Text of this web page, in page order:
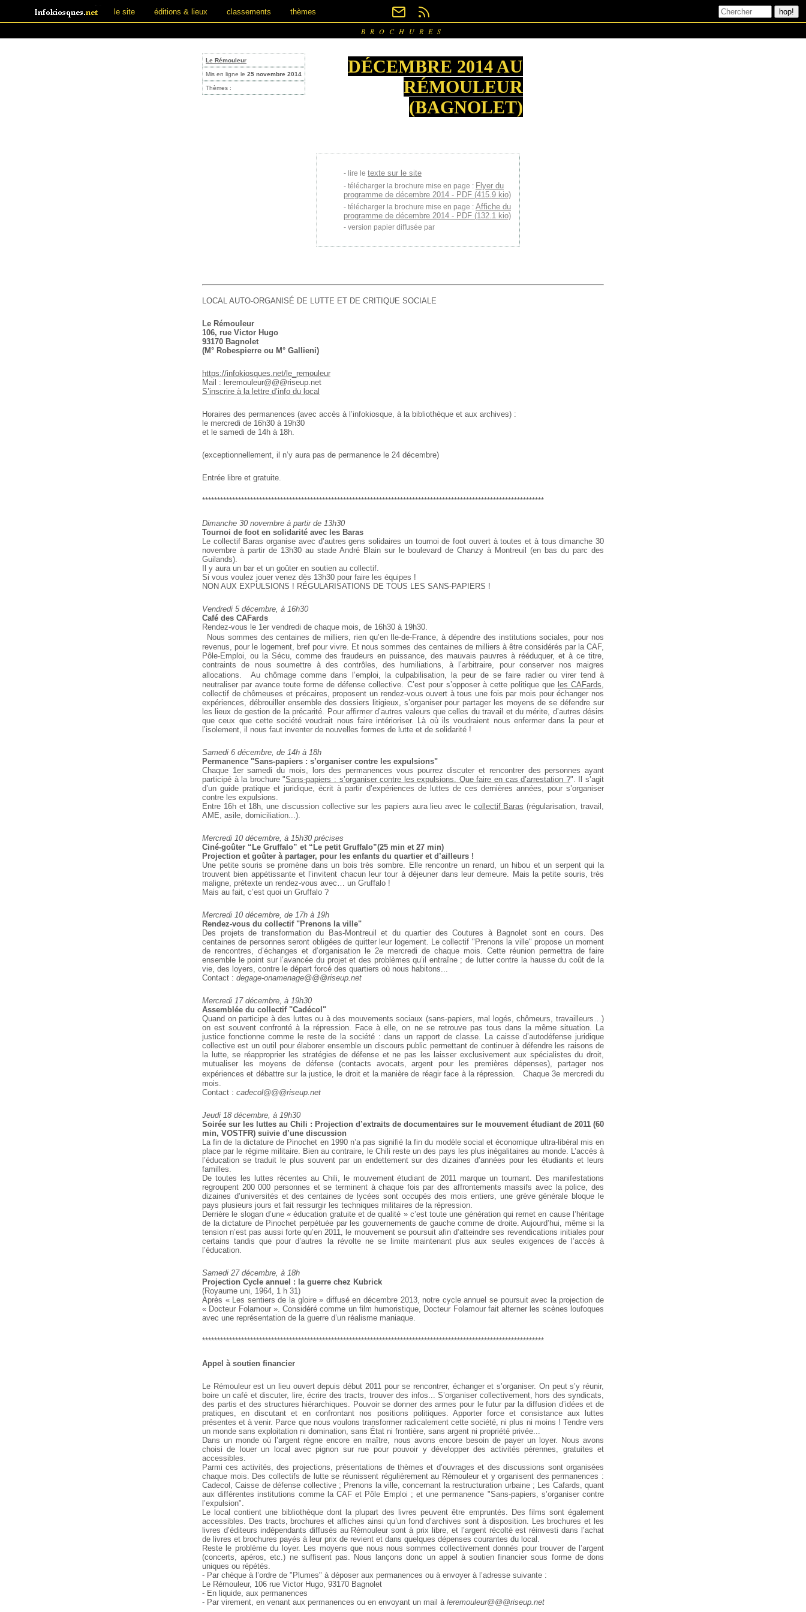
le site éditions & lieux classements thèmes
BROCHURES
Le Rémouleur
Mis en ligne le 25 novembre 2014
Thèmes :
DÉCEMBRE 2014 AU
RÉMOULEUR
(BAGNOLET)
lire le texte sur le site
télécharger la brochure mise en page : Flyer du
programme de décembre 2014 - PDF (415.9 kio)
télécharger la brochure mise en page : Affiche du
programme de décembre 2014 - PDF (132.1 kio)
version papier diffusée par
LOCAL AUTO-ORGANISÉ DE LUTTE ET DE CRITIQUE SOCIALE
Le Rémouleur
106, rue Victor Hugo
93170 Bagnolet
(M° Robespierre ou M° Gallieni)
https://infokiosques.net/le_remouleur
Mail : leremouleur@@@riseup.net
S’inscrire à la lettre d’info du local
Horaires des permanences (avec accès à l’infokiosque, à la bibliothèque et aux archives) :
le mercredi de 16h30 à 19h30
et le samedi de 14h à 18h.
(exceptionnellement, il n’y aura pas de permanence le 24 décembre)
Entrée libre et gratuite.
******************************************************************************************************************
Dimanche 30 novembre à partir de 13h30
Tournoi de foot en solidarité avec les Baras
Le collectif Baras organise avec d’autres gens solidaires un tournoi de foot ouvert à toutes et à tous dimanche 30
novembre à partir de 13h30 au stade André Blain sur le boulevard de Chanzy à Montreuil (en bas du parc des
Guilands).
Il y aura un bar et un goûter en soutien au collectif.
Si vous voulez jouer venez dès 13h30 pour faire les équipes !
NON AUX EXPULSIONS ! RÉGULARISATIONS DE TOUS LES SANS-PAPIERS !
Vendredi 5 décembre, à 16h30
Café des CAFards
Rendez-vous le 1er vendredi de chaque mois, de 16h30 à 19h30.
Nous sommes des centaines de milliers, rien qu’en Ile-de-France, à dépendre des institutions sociales, pour nos
revenus, pour le logement, bref pour vivre. Et nous sommes des centaines de milliers à être considérés par la CAF,
Pôle-Emploi, ou la Sécu, comme des fraudeurs en puissance, des mauvais pauvres à rééduquer, et à ce titre,
contraints de nous soumettre à des contrôles, des humiliations, à l’arbitraire, pour conserver nos maigres
allocations. Au chômage comme dans l’emploi, la culpabilisation, la peur de se faire radier ou virer tend à
neutraliser par avance toute forme de défense collective. C’est pour s’opposer à cette politique que les CAFards,
collectif de chômeuses et précaires, proposent un rendez-vous ouvert à tous une fois par mois pour échanger nos
expériences, débrouiller ensemble des dossiers litigieux, s’organiser pour partager les moyens de se défendre sur
les lieux de gestion de la précarité. Pour affirmer d’autres valeurs que celles du travail et du mérite, d’autres désirs
que ceux que cette société voudrait nous faire intérioriser. Là où ils voudraient nous enfermer dans la peur et
l’isolement, il nous faut inventer de nouvelles formes de lutte et de solidarité !
Samedi 6 décembre, de 14h à 18h
Permanence "Sans-papiers : s’organiser contre les expulsions"
Chaque 1er samedi du mois, lors des permanences vous pourrez discuter et rencontrer des personnes ayant
participé à la brochure "Sans-papiers : s’organiser contre les expulsions. Que faire en cas d’arrestation ?". Il s’agit
d’un guide pratique et juridique, écrit à partir d’expériences de luttes de ces dernières années, pour s’organiser
contre les expulsions.
Entre 16h et 18h, une discussion collective sur les papiers aura lieu avec le collectif Baras (régularisation, travail,
AME, asile, domiciliation...).
Mercredi 10 décembre, à 15h30 précises
Ciné-goûter “Le Gruffalo” et “Le petit Gruffalo”(25 min et 27 min)
Projection et goûter à partager, pour les enfants du quartier et d’ailleurs !
Une petite souris se promène dans un bois très sombre. Elle rencontre un renard, un hibou et un serpent qui la
trouvent bien appétissante et l’invitent chacun leur tour à déjeuner dans leur demeure. Mais la petite souris, très
maligne, prétexte un rendez-vous avec… un Gruffalo !
Mais au fait, c’est quoi un Gruffalo ?
Mercredi 10 décembre, de 17h à 19h
Rendez-vous du collectif "Prenons la ville"
Des projets de transformation du Bas-Montreuil et du quartier des Coutures à Bagnolet sont en cours. Des
centaines de personnes seront obligées de quitter leur logement. Le collectif "Prenons la ville" propose un moment
de rencontres, d’échanges et d’organisation le 2e mercredi de chaque mois. Cette réunion permettra de faire
ensemble le point sur l’avancée du projet et des problèmes qu’il entraîne ; de lutter contre la hausse du coût de la
vie, des loyers, contre le départ forcé des quartiers où nous habitons...
Contact : degage-onamenage@@@riseup.net
Mercredi 17 décembre, à 19h30
Assemblée du collectif "Cadécol"
Quand on participe à des luttes ou à des mouvements sociaux (sans-papiers, mal logés, chômeurs, travailleurs…)
on est souvent confronté à la répression. Face à elle, on ne se retrouve pas tous dans la même situation. La
justice fonctionne comme le reste de la société : dans un rapport de classe. La caisse d’autodéfense juridique
collective est un outil pour élaborer ensemble un discours public permettant de continuer à défendre les raisons de
la lutte, se réapproprier les stratégies de défense et ne pas les laisser exclusivement aux spécialistes du droit,
mutualiser les moyens de défense (contacts avocats, argent pour les premières dépenses), partager nos
expériences et débattre sur la justice, le droit et la manière de réagir face à la répression. Chaque 3e mercredi du
mois.
Contact : cadecol@@@riseup.net
Jeudi 18 décembre, à 19h30
Soirée sur les luttes au Chili : Projection d’extraits de documentaires sur le mouvement étudiant de 2011 (60
min, VOSTFR) suivie d’une discussion
La fin de la dictature de Pinochet en 1990 n’a pas signifié la fin du modèle social et économique ultra-libéral mis en
place par le régime militaire. Bien au contraire, le Chili reste un des pays les plus inégalitaires au monde. L’accès à
l’éducation se traduit le plus souvent par un endettement sur des dizaines d’années pour les étudiants et leurs
familles.
De toutes les luttes récentes au Chili, le mouvement étudiant de 2011 marque un tournant. Des manifestations
regroupent 200 000 personnes et se terminent à chaque fois par des affrontements massifs avec la police, des
dizaines d’universités et des centaines de lycées sont occupés des mois entiers, une grève générale bloque le
pays plusieurs jours et fait ressurgir les techniques militaires de la répression.
Derrière le slogan d’une « éducation gratuite et de qualité » c’est toute une génération qui remet en cause l’héritage
de la dictature de Pinochet perpétuée par les gouvernements de gauche comme de droite. Aujourd’hui, même si la
tension n’est pas aussi forte qu’en 2011, le mouvement se poursuit afin d’atteindre ses revendications initiales pour
certains tandis que pour d’autres la révolte ne se limite maintenant plus aux seules exigences de l’accès à
l’éducation.
Samedi 27 décembre, à 18h
Projection Cycle annuel : la guerre chez Kubrick
(Royaume uni, 1964, 1 h 31)
Après « Les sentiers de la gloire » diffusé en décembre 2013, notre cycle annuel se poursuit avec la projection de
« Docteur Folamour ». Considéré comme un film humoristique, Docteur Folamour fait alterner les scènes loufoques
avec une représentation de la guerre d’un réalisme maniaque.
******************************************************************************************************************
Appel à soutien financier
Le Rémouleur est un lieu ouvert depuis début 2011 pour se rencontrer, échanger et s’organiser. On peut s’y réunir,
boire un café et discuter, lire, écrire des tracts, trouver des infos... S’organiser collectivement, hors des syndicats,
des partis et des structures hiérarchiques. Pouvoir se donner des armes pour le futur par la diffusion d’idées et de
pratiques, en discutant et en confrontant nos positions politiques. Apporter force et consistance aux luttes
présentes et à venir. Parce que nous voulons transformer radicalement cette société, ni plus ni moins ! Tendre vers
un monde sans exploitation ni domination, sans État ni frontière, sans argent ni propriété privée...
Dans un monde où l’argent règne encore en maître, nous avons encore besoin de payer un loyer. Nous avons
choisi de louer un local avec pignon sur rue pour pouvoir y développer des activités pérennes, gratuites et
accessibles.
Parmi ces activités, des projections, présentations de thèmes et d’ouvrages et des discussions sont organisées
chaque mois. Des collectifs de lutte se réunissent régulièrement au Rémouleur et y organisent des permanences :
Cadecol, Caisse de défense collective ; Prenons la ville, concernant la restructuration urbaine ; Les Cafards, quant
aux différentes institutions comme la CAF et Pôle Emploi ; et une permanence "Sans-papiers, s’organiser contre
l’expulsion".
Le local contient une bibliothèque dont la plupart des livres peuvent être empruntés. Des films sont également
accessibles. Des tracts, brochures et affiches ainsi qu’un fond d’archives sont à disposition. Les brochures et les
livres d’éditeurs indépendants diffusés au Rémouleur sont à prix libre, et l’argent récolté est réinvesti dans l’achat
de livres et brochures payés à leur prix de revient et dans quelques dépenses courantes du local.
Reste le problème du loyer. Les moyens que nous nous sommes collectivement donnés pour trouver de l’argent
(concerts, apéros, etc.) ne suffisent pas. Nous lançons donc un appel à soutien financier sous forme de dons
uniques ou répétés.
- Par chèque à l’ordre de "Plumes" à déposer aux permanences ou à envoyer à l’adresse suivante :
Le Rémouleur, 106 rue Victor Hugo, 93170 Bagnolet
- En liquide, aux permanences
- Par virement, en venant aux permanences ou en envoyant un mail à leremouleur@@@riseup.net